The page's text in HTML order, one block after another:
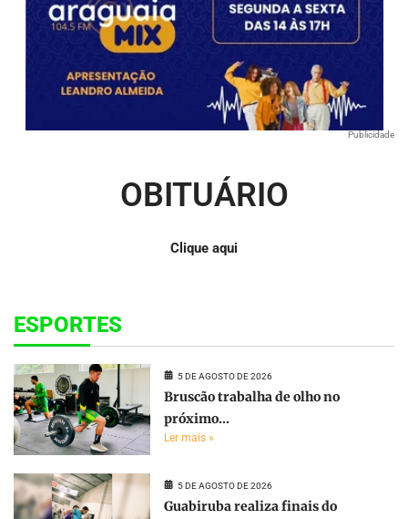
Publicidade
OBITUÁRIO
Clique aqui
ESPORTES
5 DE AGOSTO DE 2026
Bruscão trabalha de olho no
próximo...
Ler mais »
5 DE AGOSTO DE 2026
Guabiruba realiza finais do